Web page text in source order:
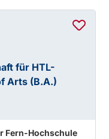
für HTL-
Arts (B.A.)
Fern-Hochschule